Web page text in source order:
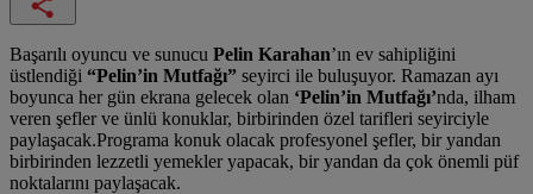
Başarılı oyuncu ve sunucu Pelin Karahan’ın ev sahipliğini
üstlendiği “Pelin’in Mutfağı” seyirci ile buluşuyor. Ramazan ayı
boyunca her gün ekrana gelecek olan ‘Pelin’in Mutfağı’nda, ilham
veren şefler ve ünlü konuklar, birbirinden özel tarifleri seyirciyle
paylaşacak.Programa konuk olacak profesyonel şefler, bir yandan
birbirinden lezzetli yemekler yapacak, bir yandan da çok önemli püf
noktalarını paylaşacak.